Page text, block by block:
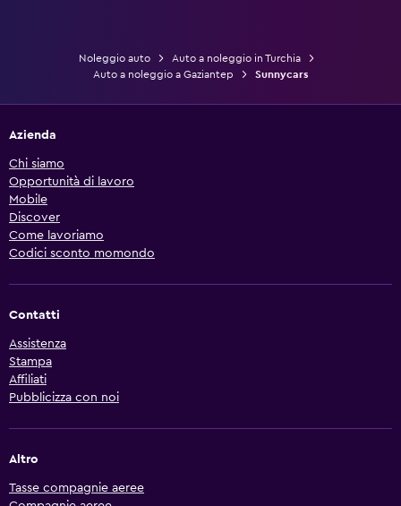
Noleggio auto
Auto a noleggio in Turchia
Auto a noleggio a Gaziantep
Sunnycars
Azienda
Chi siamo
Opportunità di lavoro
Mobile
Discover
Come lavoriamo
Codici sconto momondo
Contatti
Assistenza
Stampa
Affiliati
Pubblicizza con noi
Altro
Tasse compagnie aeree